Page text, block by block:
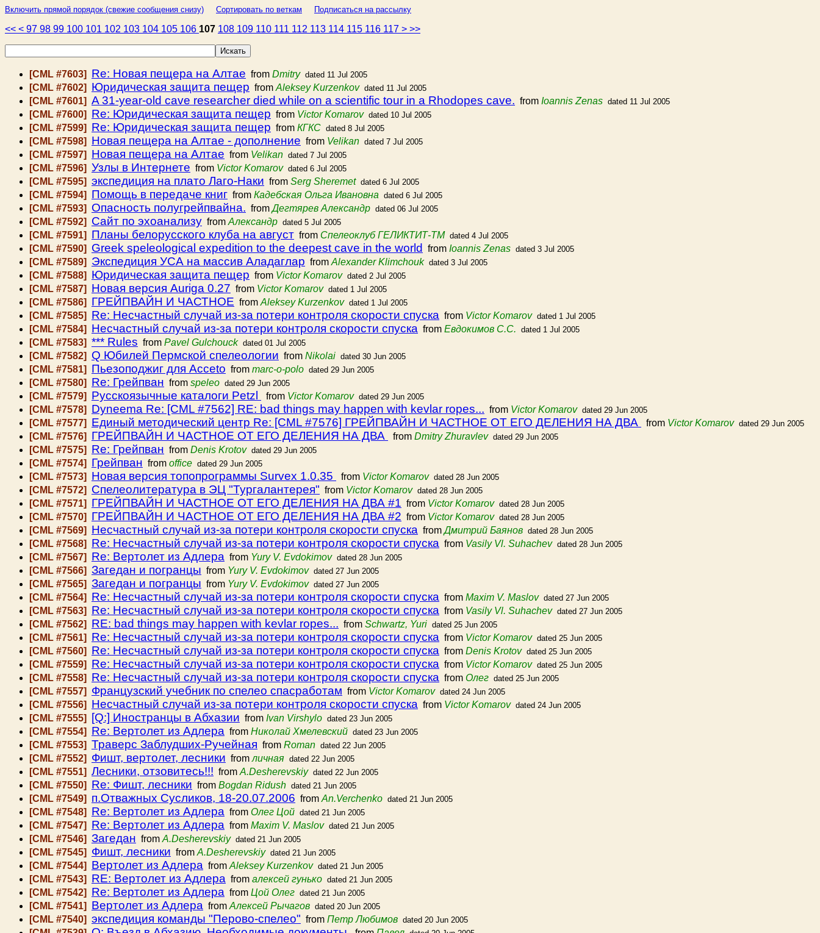
Включить прямой порядок (свежие сообщения снизу) Сортировать по веткам Подписаться на рассылку
<< < 97 98 99 100 101 102 103 104 105 106 107 108 109 110 111 112 113 114 115 116 117 > >>
[CML #7603] Re: Новая пещера на Алтае from Dmitry dated 11 Jul 2005
[CML #7602] Юридическая защита пещер from Aleksey Kurzenkov dated 11 Jul 2005
[CML #7601] A 31-year-old cave researcher died while on a scientific tour in a Rhodopes cave. from Ioannis Zenas dated 11 Jul 2005
[CML #7600] Re: Юридическая защита пещер from Victor Komarov dated 10 Jul 2005
[CML #7599] Re: Юридическая защита пещер from КГКС dated 8 Jul 2005
[CML #7598] Новая пещера на Алтае - дополнение from Velikan dated 7 Jul 2005
[CML #7597] Новая пещера на Алтае from Velikan dated 7 Jul 2005
[CML #7596] Узлы в Интернете from Victor Komarov dated 6 Jul 2005
[CML #7595] экспедиция на плато Лаго-Наки from Serg Sheremet dated 6 Jul 2005
[CML #7594] Помощь в передаче книг from Кадебская Ольга Ивановна dated 6 Jul 2005
[CML #7593] Опасность полугрейпвайна. fromДегтярев Александр dated 06 Jul 2005
[CML #7592] Сайт по эхоанализу from Александр dated 5 Jul 2005
[CML #7591] Планы белорусского клуба на август from Спелеоклуб ГЕЛИКТИТ-ТМ dated 4 Jul 2005
[CML #7590] Greek speleological expedition to the deepest cave in the world from Ioannis Zenas dated 3 Jul 2005
[CML #7589] Экспедиция УСА на массив Аладаглар from Alexander Klimchouk dated 3 Jul 2005
[CML #7588] Юридическая защита пещер from Victor Komarov dated 2 Jul 2005
[CML #7587] Новая версия Auriga 0.27 from Victor Komarov dated 1 Jul 2005
[CML #7586] ГРЕЙПВАЙН И ЧАСТНОЕ from Aleksey Kurzenkov dated 1 Jul 2005
[CML #7585] Re: Несчастный случай из-за потери контроля скорости спуска from Victor Komarov dated 1 Jul 2005
[CML #7584] Несчастный случай из-за потери контроля скорости спуска from Евдокимов С.С. dated 1 Jul 2005
[CML #7583] *** Rules from Pavel Gulchouck dated 01 Jul 2005
[CML #7582] Q Юбилей Пермской спелеологии from Nikolai dated 30 Jun 2005
[CML #7581] Пьезоподжиг для Acceto from marc-o-polo dated 29 Jun 2005
[CML #7580] Re: Грейпван from speleo dated 29 Jun 2005
[CML #7579] Русскоязычные каталоги Petzl from Victor Komarov dated 29 Jun 2005
[CML #7578] Dyneema Re: [CML #7562] RE: bad things may happen with kevlar ropes... from Victor Komarov dated 29 Jun 2005
[CML #7577] Единый методический центр Re: [CML #7576] ГРЕЙПВАЙН И ЧАСТНОЕ ОТ ЕГО ДЕЛЕНИЯ НА ДВА from Victor Komarov dated 29 Jun 2005
[CML #7576] ГРЕЙПВАЙН И ЧАСТНОЕ ОТ ЕГО ДЕЛЕНИЯ НА ДВА from Dmitry Zhuravlev dated 29 Jun 2005
[CML #7575] Re: Грейпван from Denis Krotov dated 29 Jun 2005
[CML #7574] Грейпван from office dated 29 Jun 2005
[CML #7573] Новая версия топопрограммы Survex 1.0.35 from Victor Komarov dated 28 Jun 2005
[CML #7572] Спелеолитература в ЭЦ "Тургалантерея" from Victor Komarov dated 28 Jun 2005
[CML #7571] ГРЕЙПВАЙН И ЧАСТНОЕ ОТ ЕГО ДЕЛЕНИЯ НА ДВА #1 from Victor Komarov dated 28 Jun 2005
[CML #7570] ГРЕЙПВАЙН И ЧАСТНОЕ ОТ ЕГО ДЕЛЕНИЯ НА ДВА #2 from Victor Komarov dated 28 Jun 2005
[CML #7569] Несчастный случай из-за потери контроля скорости спуска fromДмитрий Баянов dated 28 Jun 2005
[CML #7568] Re: Несчастный случай из-за потери контроля скорости спуска from Vasily Vl. Suhachev dated 28 Jun 2005
[CML #7567] Re: Вертолет из Адлера from Yury V. Evdokimov dated 28 Jun 2005
[CML #7566] Загедан и погранцы from Yury V. Evdokimov dated 27 Jun 2005
[CML #7565] Загедан и погранцы from Yury V. Evdokimov dated 27 Jun 2005
[CML #7564] Re: Несчастный случай из-за потери контроля скорости спуска from Maxim V. Maslov dated 27 Jun 2005
[CML #7563] Re: Несчастный случай из-за потери контроля скорости спуска from Vasily Vl. Suhachev dated 27 Jun 2005
[CML #7562] RE: bad things may happen with kevlar ropes... from Schwartz, Yuri dated 25 Jun 2005
[CML #7561] Re: Несчастный случай из-за потери контроля скорости спуска from Victor Komarov dated 25 Jun 2005
[CML #7560] Re: Несчастный случай из-за потери контроля скорости спуска from Denis Krotov dated 25 Jun 2005
[CML #7559] Re: Несчастный случай из-за потери контроля скорости спуска from Victor Komarov dated 25 Jun 2005
[CML #7558] Re: Несчастный случай из-за потери контроля скорости спуска from Олег dated 25 Jun 2005
[CML #7557] Французский учебник по спелео спасработам from Victor Komarov dated 24 Jun 2005
[CML #7556] Несчастный случай из-за потери контроля скорости спуска from Victor Komarov dated 24 Jun 2005
[CML #7555] [Q:] Иностранцы в Абхазии from Ivan Virshylo dated 23 Jun 2005
[CML #7554] Re: Вертолет из Адлера from Николай Хмелевский dated 23 Jun 2005
[CML #7553] Траверс Заблудших-Ручейная from Roman dated 22 Jun 2005
[CML #7552] Фишт, вертолет, лесники from личная dated 22 Jun 2005
[CML #7551] Лесники, отзовитесь!!! from A.Desherevskiy dated 22 Jun 2005
[CML #7550] Re: Фишт, лесники from Bogdan Ridush dated 21 Jun 2005
[CML #7549] п.Отважных Сусликов, 18-20.07.2006 from An.Verchenko dated 21 Jun 2005
[CML #7548] Re: Вертолет из Адлера from Олег Цой dated 21 Jun 2005
[CML #7547] Re: Вертолет из Адлера from Maxim V. Maslov dated 21 Jun 2005
[CML #7546] Загедан from A.Desherevskiy dated 21 Jun 2005
[CML #7545] Фишт, лесники from A.Desherevskiy dated 21 Jun 2005
[CML #7544] Вертолет из Адлера from Aleksey Kurzenkov dated 21 Jun 2005
[CML #7543] RE: Вертолет из Адлера from алексей гунько dated 21 Jun 2005
[CML #7542] Re: Вертолет из Адлера from Цой Олег dated 21 Jun 2005
[CML #7541] Вертолет из Адлера from Алексей Рычагов dated 20 Jun 2005
[CML #7540] экспедиция команды "Перово-спелео" from Петр Любимов dated 20 Jun 2005